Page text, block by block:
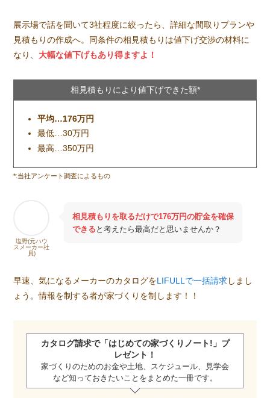
展示場で話を聞いて3社程度に絞ったら、詳細な間取りプランや
見積もりの作成へ。同条件の相見積もりは値下げ交渉の材料に
なり、 大幅な値下げもあり得ますよ！
相見積もりにより値下げできた額*
平均…176万円
最低…30万円
最高…350万円
*:当社アンケート調査によるもの
塩野(元ハウ
スメーカー社
員)
相見積もりを取るだけで176万円の貯金を確保
できる と考えたら最高だと思いませんか？
早速、気になるメーカーのカタログをLIFULLで一括請求しまし
ょう。情報を制する者が家づくりを制します！！
カタログ請求で「はじめての家づくりノート! 」プ
レゼント！
家づくりのためのお金や土地、スケジュール、見学会
など知っておきたいことをまとめた一冊です。